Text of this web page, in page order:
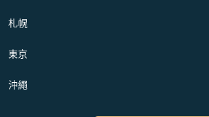
札幌
東京
沖繩